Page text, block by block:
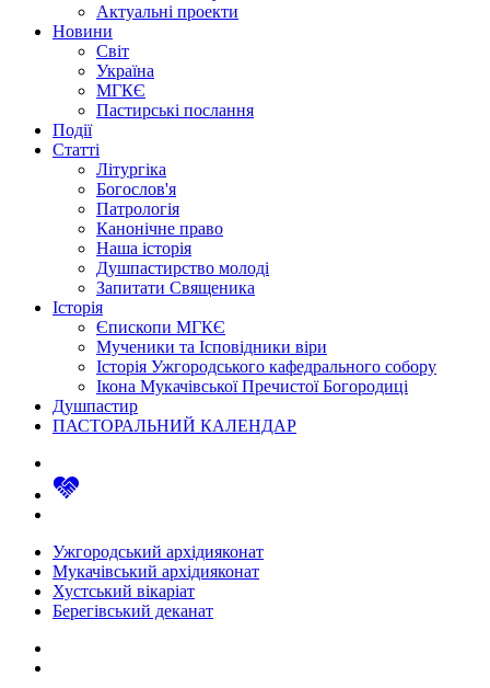
Актуальні проекти
Новини
Світ
Україна
МГКЄ
Пастирські послання
Події
Статті
Літургіка
Богослов'я
Патрологія
Канонічне право
Наша історія
Душпастирство молоді
Запитати Священика
Історія
Єпископи МГКЄ
Мученики та Ісповідники віри
Історія Ужгородського кафедрального собору
Ікона Мукачівської Пречистої Богородиці
Душпастир
ПАСТОРАЛЬНИЙ КАЛЕНДАР
Ужгородський архідияконат
Мукачівський архідияконат
Хустський вікаріат
Берегівський деканат